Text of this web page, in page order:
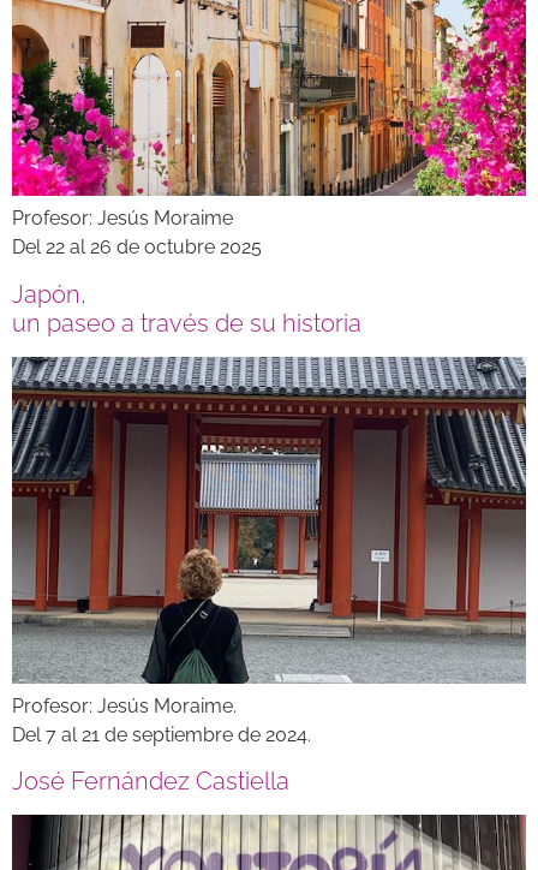
Profesor: Jesús Moraime
Del 22 al 26 de octubre 2025
Japón,
un paseo a través de su historia
Profesor: Jesús Moraime.
Del 7 al 21 de septiembre de 2024.
José Fernández Castiella